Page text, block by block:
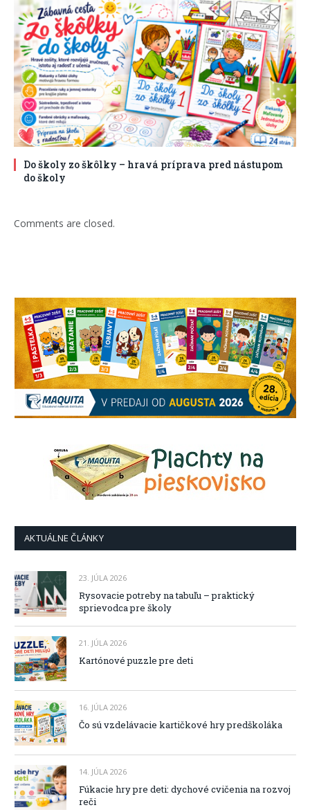
Do školy zo škôlky – hravá príprava pred nástupom
do školy
Comments are closed.
AKTUÁLNE ČLÁNKY
23. JÚLA 2026
Rysovacie potreby na tabuľu – praktický
sprievodca pre školy
21. JÚLA 2026
Kartónové puzzle pre deti
16. JÚLA 2026
Čo sú vzdelávacie kartičkové hry predškoláka
14. JÚLA 2026
Fúkacie hry pre deti: dychové cvičenia na rozvoj
reči